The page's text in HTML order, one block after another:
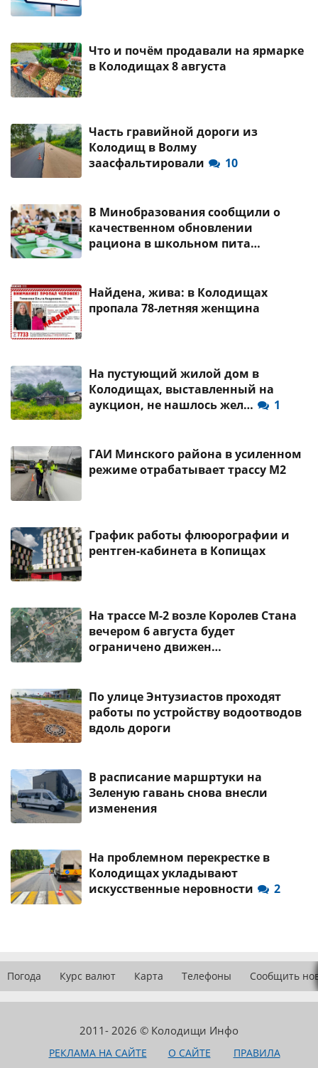
Что и почём продавали на ярмарке
в Колодищах 8 августа
Часть гравийной дороги из
Колодищ в Волму
заасфальтировали
10
В Минобразования сообщили о
качественном обновлении
рациона в школьном пита…
Найдена, жива: в Колодищах
пропала 78-летняя женщина
На пустующий жилой дом в
Колодищах, выставленный на
аукцион, не нашлось жел…
1
ГАИ Минского района в усиленном
режиме отрабатывает трассу М2
График работы флюорографии и
рентген-кабинета в Копищах
На трассе М-2 возле Королев Стана
вечером 6 августа будет
ограничено движен…
По улице Энтузиастов проходят
работы по устройству водоотводов
вдоль дороги
В расписание маршртуки на
Зеленую гавань снова внесли
изменения
На проблемном перекрестке в
Колодищах укладывают
искусственные неровности
2
Погода Курс валют Карта Телефоны Сообщить
2011- 2026 © Колодищи Инфо
РЕКЛАМА НА САЙТЕ О САЙТЕ
ПРАВИЛА